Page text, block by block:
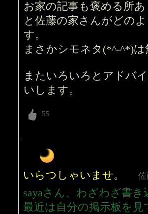
お家の記事も褒める所
と佐藤の家さんがどの
す。
まさかシモネタ(*^-^*)
またいろいろとアド
いします。
いらつしゃいませ。 佐
sayaさん、わざわざ書
最近は自分の掲示板を